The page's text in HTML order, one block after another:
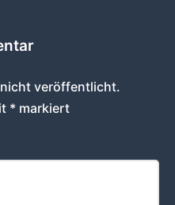
veröffentlicht.
* markiert